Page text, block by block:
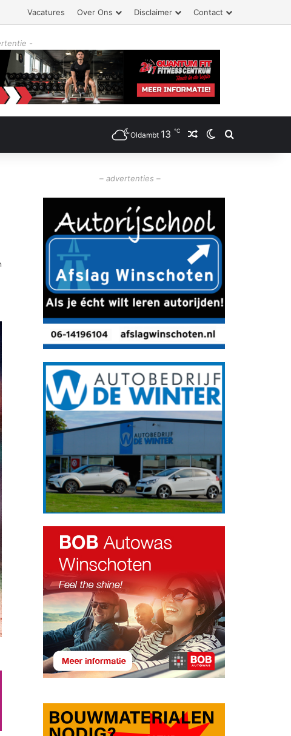
Vacatures Over Ons Disclaimer Contact
-
Oldambt 13 ℃ Willekeurig artikel
Switch skin
Zoeken
– advertenties –